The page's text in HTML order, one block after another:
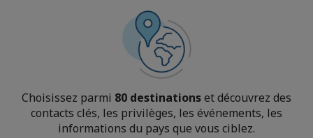
Choisissez parmi 80 destinationset découvrez des
contacts clés, les privilèges, les événements, les
informations du pays que vous ciblez.